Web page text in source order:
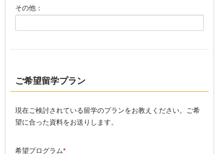
その他：
ご希望留学プラン
現在ご検討されている留学のプランをお教えください。ご希
望に合った資料をお送りします。
希望プログラム*